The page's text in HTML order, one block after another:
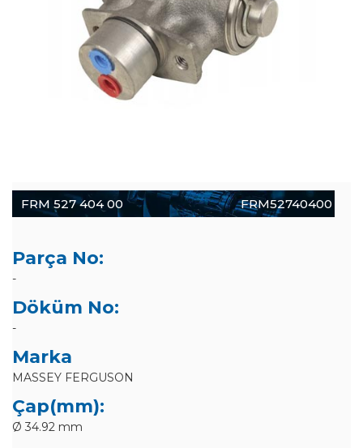
FRM 527 404 00 FRM52740400
Parça No:
-
Döküm No:
-
Marka
MASSEY FERGUSON
Çap(mm):
Ø 34.92 mm